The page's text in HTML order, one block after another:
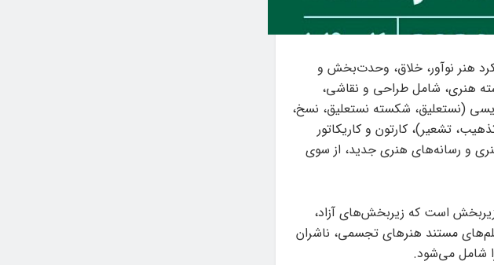
هنر نوآور، خلاق، وحدت‌بخش و
در دو بخش رقابتی و غیرقابتی و ذیل ۱۰ رشته هنری، شامل طراحی و نقاشی،
(نستعلیق، شکسته نستعلیق، نسخ،
تشعیر)، کارتون و کاریکاتور
و رسانه‌های هنری جدید، از سوی
است که زیربخش‌های آزاد،
مستند هنرهای تجسمی، ناشران
شامل می‌شود.